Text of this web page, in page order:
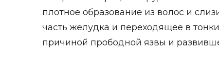
плотное образование из волос и
часть желудка и переходящее в
причиной прободной язвы и